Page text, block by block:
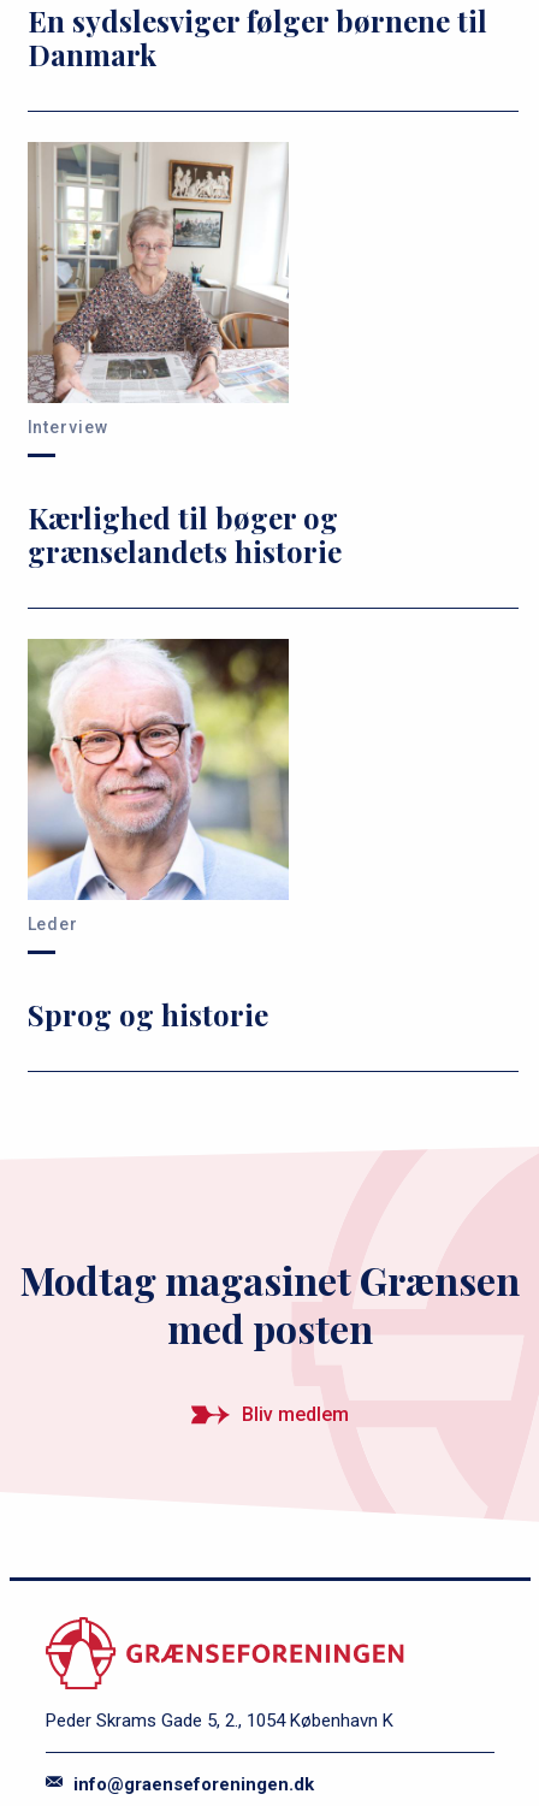
En sydslesviger følger børnene til
Danmark
Interview
Kærlighed til bøger og
grænselandets historie
Leder
Sprog og historie
Modtag magasinet Grænsen
med posten
Bliv medlem
Peder Skrams Gade 5, 2., 1054 København K
info@graenseforeningen.dk